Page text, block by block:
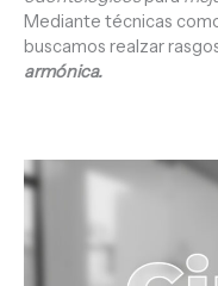
Mediante técnicas
buscamos realzar
armónica.